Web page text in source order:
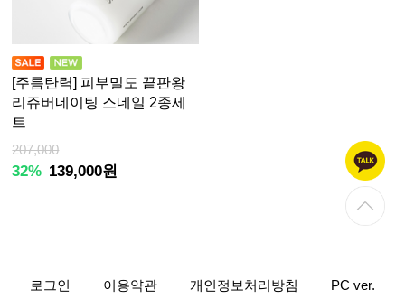
[주름탄력] 피부밀도 끝판왕
리쥬버네이팅 스네일 2종세
트
207,000
32% 139,000원
로그인 이용약관 개인정보처리방침 PC ver.